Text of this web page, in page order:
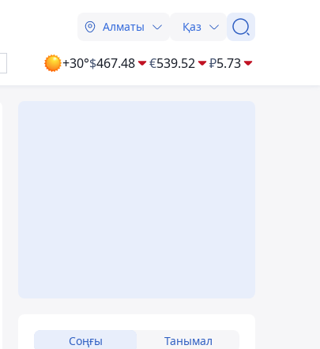
Алматы Қаз
+30°$467.48 €539.52 ₽5.73
Соңғы Танымал